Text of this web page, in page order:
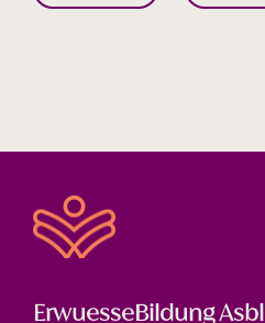
ErwuesseBildung Asbl